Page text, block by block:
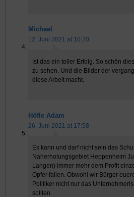
Michael
12. Juni 2021 at 10:20
Ist das ein toller Erfolg. So schön
zu sehen. Und die Bilder der
diese Arbeit macht.
Höfle Adam
26. Juni 2021 at 17:58
Es kann und darf nicht sein das
Naherholungsgebiet Heppenheim
Langen) immer mehr dem Profit
Opfer fallen. Obwohl wir Bürger
Politiker nicht nur das
sollten.